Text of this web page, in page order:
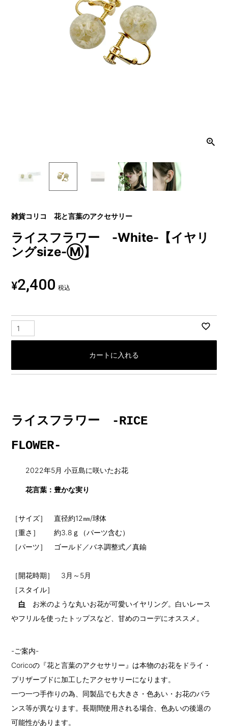
雑貨コリコ 花と言葉のアクセサリー
ライスフラワー -White-【イヤリ
ングsize-Ⓜ】
¥2,400 税込
カートに入れる
ライスフラワー -RICE
FLOWER-
2022年5月 小豆島に咲いたお花
花言葉：豊かな実り
［サイズ］ 直径約12㎜/球体
［重さ］ 約3.8ｇ（パーツ含む）
［パーツ］ ゴールド／バネ調整式／真鍮
［開花時期］ 3月～5月
［スタイル］
白
お米のような丸いお花が可愛いイヤリング。白いレース
やフリルを使ったトップスなど、甘めのコーデにオススメ。
-ご案内-
Coricoの『花と言葉のアクセサリー』は本物のお花をドライ・
プリザーブドに加工したアクセサリーになります。
一つ一つ手作りの為、同製品でも大きさ・色あい・お花のバラ
ンス等が異なります。長期間使用される場合、色あいの後退の
可能性があります。